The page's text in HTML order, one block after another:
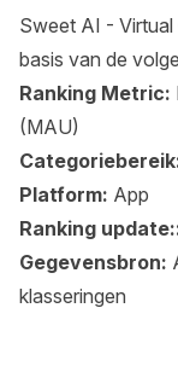
Sweet AI -
basis van de
Ranking Metric:
(MAU)
Platform: App
Ranking
Gegevensbron:
klasseringen